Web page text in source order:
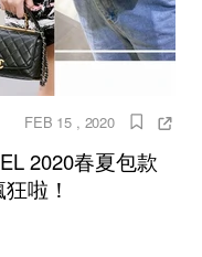
FEB 15 , 2020
2020春夏包款
啦！